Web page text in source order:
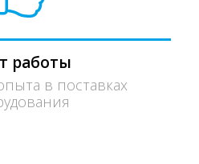
работы
в поставках